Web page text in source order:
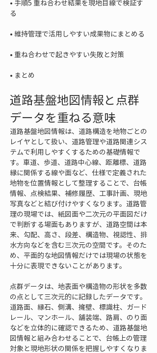
• 手順5 重ね合わせ結果を現地目線で検証す
•
•
• まとめ
道路基盤地図情報と点群
データを重ねる意味
道路基盤地図情報は、道路構造を地物ごとの
レイヤとして扱い、道路管理や道路関連シス
テムで利用しやすくするための基礎情報で
す。車道、歩道、道路中心線、距離標、道路
縁に関係する線や面など、仕様で定義された
地物を位置情報として整理することで、台帳
情報、点検結果、補修履歴、工事計画、現地
写真などと結び付けやすくなります。道路管
理の現場では、紙図面や二次元の平面図だけ
で判断する場面もありますが、道路空間は本
来、勾配、高さ、段差、構造物、視認性、排
水方向などを含む三次元の空間です。そのた
め、平面的な地図情報だけでは現場の状態を
十分に表現できないことがあります。
点群データは、地表面や構造物の形状を多数
の点として三次元的に記録したデータです。
道路面、縁石、側溝、擁壁、標識柱、ガード
レール、マンホール、舗装端、路肩、のり面
などを立体的に確認できるため、道路基盤地
図情報と組み合わせることで、台帳上の管理
対象と現地形状の関係を把握しやすくなりま